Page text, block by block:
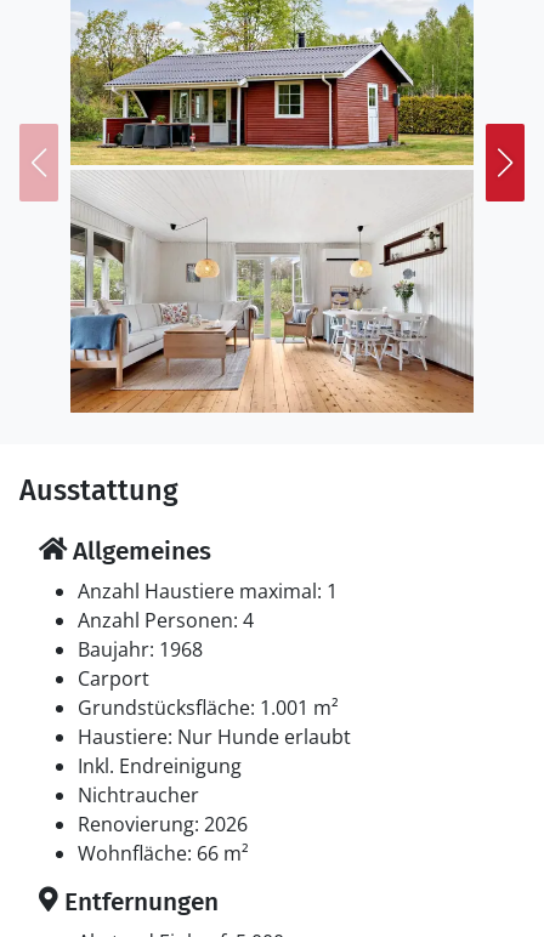
Ausstattung
Allgemeines
Anzahl Haustiere maximal: 1
Anzahl Personen: 4
Baujahr: 1968
Carport
Grundstücksfläche: 1.001 m²
Haustiere: Nur Hunde erlaubt
Inkl. Endreinigung
Nichtraucher
Renovierung: 2026
Wohnfläche: 66 m²
Entfernungen